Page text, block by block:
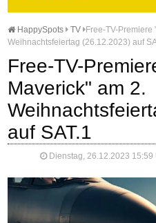
HappySpots TV
Free-TV-Premiere
Weihnachtsfeiertag (26.12.2023) auf
Free-TV-
Maverick" am 2.
auf SAT.1
Dienstag, 26.12.2023 15:59